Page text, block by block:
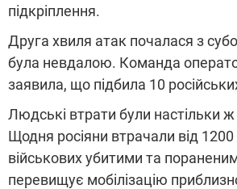
підкріплення.
Друга хвиля атак почалася з
була невдалою. Команда
заявила, що підбила 10
Людські втрати були настільки
Щодня росіяни втрачали від
військових убитими та
перевищує мобілізацію